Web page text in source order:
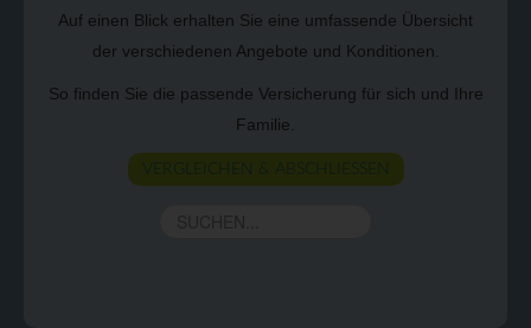
Auf einen Blick erhalten Sie eine umfassende Übersicht
der verschiedenen Angebote und Konditionen.
So finden Sie die passende Versicherung für sich und Ihre
Familie.
VERGLEICHEN & ABSCHLIESSEN